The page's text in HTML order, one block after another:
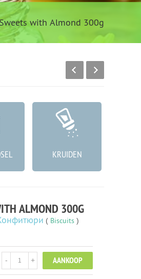
with Almond 300g
KRUIDEN
ALMOND 300G
( Biscuits )
AANKOOP
+
-